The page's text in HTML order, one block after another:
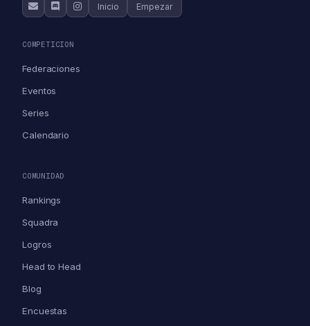
Inicio Empezar
COMPETICION
Federaciones
Eventos
Series
Calendario
COMUNIDAD
Rankings
Squadra
Logros
Head to Head
Blog
Encuestas